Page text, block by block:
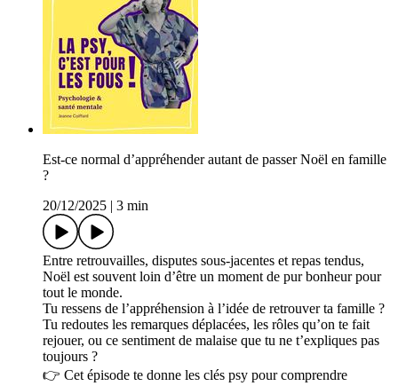
Est-ce normal d’appréhender autant de passer Noël en famille
?
20/12/2025
3 min
Entre retrouvailles, disputes sous-jacentes et repas tendus,
Noël est souvent loin d’être un moment de pur bonheur pour
tout le monde.
Tu ressens de l’appréhension à l’idée de retrouver ta famille ?
Tu redoutes les remarques déplacées, les rôles qu’on te fait
rejouer, ou ce sentiment de malaise que tu ne t’expliques pas
toujours ?
👉 Cet épisode te donne les clés psy pour comprendre